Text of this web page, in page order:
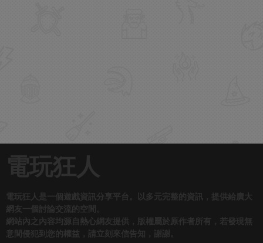
電玩狂人
電玩狂人是一個遊戲資訊分享平台。以多元完整的資訊，提供給廣大
網友一個討論交流的空間。
網站內之內容均源自熱心網友提供，版權屬於原作者所有，若發現無
意間侵犯到您的權益，請立刻來信告知，謝謝。